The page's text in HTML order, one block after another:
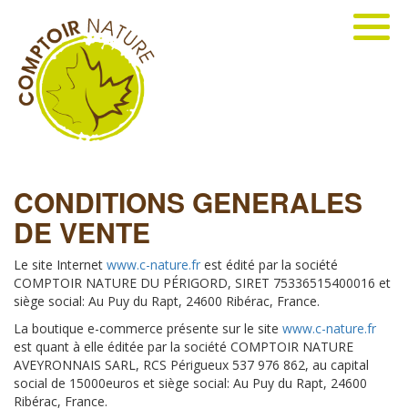
CONDITIONS GENERALES
DE VENTE
Le site Internet www.c-nature.fr est édité par la société
COMPTOIR NATURE DU PÉRIGORD, SIRET 75336515400016 et
siège social: Au Puy du Rapt, 24600 Ribérac, France.
La boutique e-commerce présente sur le site www.c-nature.fr
est quant à elle éditée par la société COMPTOIR NATURE
AVEYRONNAIS SARL, RCS Périgueux 537 976 862, au capital
social de 15000euros et siège social: Au Puy du Rapt, 24600
Ribérac, France.